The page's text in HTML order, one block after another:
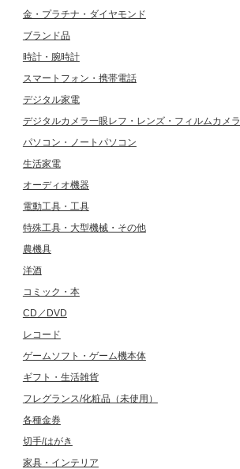
金・プラチナ・ダイヤモンド
ブランド品
時計・腕時計
スマートフォン・携帯電話
デジタル家電
デジタルカメラ一眼レフ・レンズ・フィルムカメラ
パソコン・ノートパソコン
生活家電
オーディオ機器
電動工具・工具
特殊工具・大型機械・その他
農機具
洋酒
コミック・本
CD／DVD
レコード
ゲームソフト・ゲーム機本体
ギフト・生活雑貨
フレグランス/化粧品（未使用）
各種金券
切手/はがき
家具・インテリア